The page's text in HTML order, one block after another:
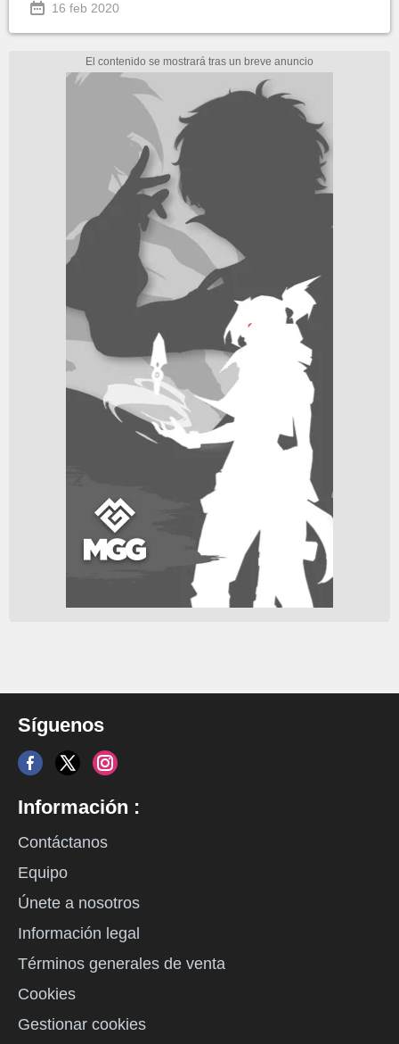
16 feb 2020
Síguenos
Información :
Contáctanos
Equipo
Únete a nosotros
Información legal
Términos generales de venta
Cookies
Gestionar cookies